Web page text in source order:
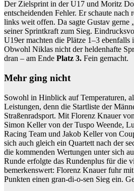
Der Zielsprint in der U17 und Moritz
entscheidenden Fehler. Er schaute nach
links weit offen. Da sagte Gustav gerne
seiner Sprintkraft zum Sieg.
U19er machten die Plätze 1–3 ebenfalls
Obwohl Niklas nicht der heldenhafte
dran – am Ende Platz 3. Fein gemacht.
Mehr ging nicht
Sowohl in Hinblick auf Temperaturen,
Leistungen, denn die Startliste der
Straßenradsport. Mit Florenz Knauer
Simon Keller von der Tuspo Weende,
Racing Team und Jakob Keller von
sich auch gleich ein Quartett nach der
die kommenden Wertungen unter sich
Runde erfolgte das Rundenplus für die
bemerkenswert: Florenz Knauer fuhr
Punkten einen gran-di-o-sen Sieg ein.